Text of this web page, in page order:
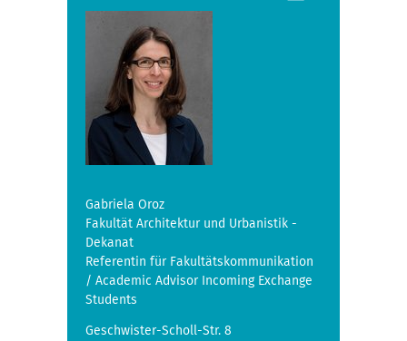
Gabriela Oroz
Fakultät Architektur und Urbanistik -
Dekanat
Referentin für Fakultätskommunikation
/ Academic Advisor Incoming Exchange
Students
Geschwister-Scholl-Str. 8